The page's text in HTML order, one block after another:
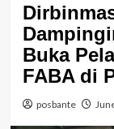
Buka
FABA di
posbante